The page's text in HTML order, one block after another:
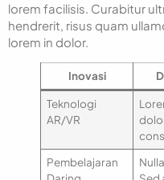
lorem facilisis. Curabitur
hendrerit, risus quam
lorem in dolor.
Inovasi
Teknologi
AR/VR
Pembelajaran